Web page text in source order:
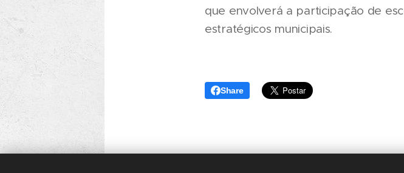
que envolverá a participação de
estratégicos municipais.
Share